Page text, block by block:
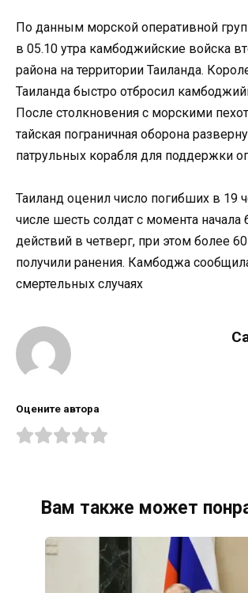
По данным морской оперативной
в 05.10 утра камбоджийские войска
района на территории Таиланда.
Таиланда быстро отбросил
После столкновения с морскими
тайская пограничная оборона
патрульных корабля для поддержки
Таиланд оценил число погибших в 19
числе шесть солдат с момента начала
действий в четверг, при этом более
получили ранения. Камбоджа
смертельных случаях
Оцените автора
Вам также может